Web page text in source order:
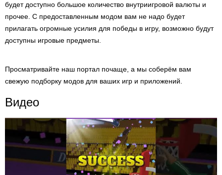
будет доступно большое количество внутриигровой валюты и
прочее. С предоставленным модом вам не надо будет
прилагать огромные усилия для победы в игру, возможно будут
доступны игровые предметы.
Просматривайте наш портал почаще, а мы соберём вам
свежую подборку модов для ваших игр и приложений.
Видео